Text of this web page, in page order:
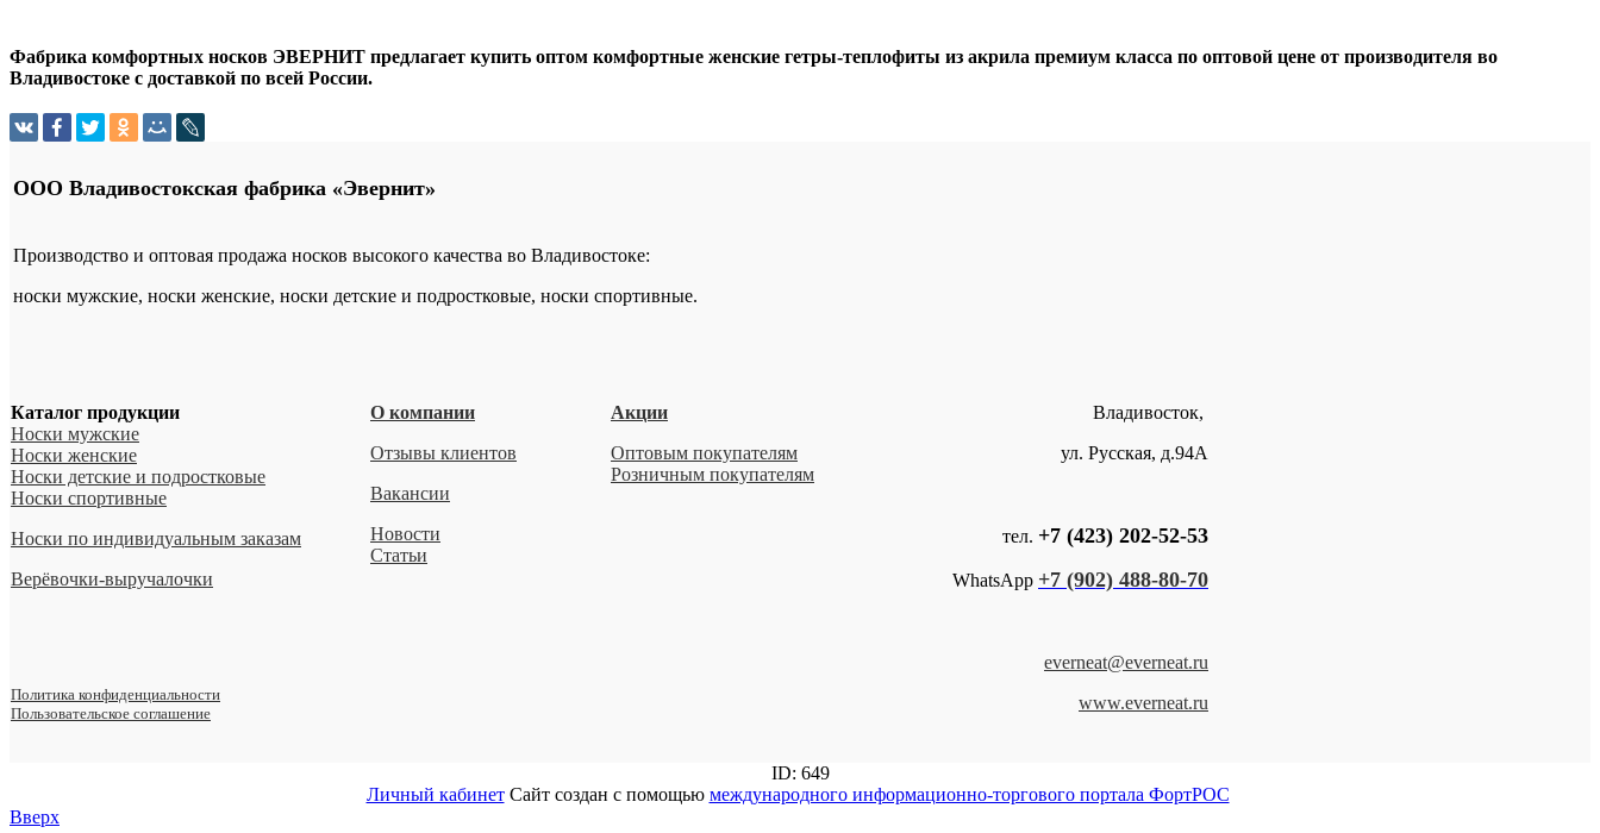
Фабрика комфортных носков ЭВЕРНИТ предлагает купить оптом комфортные женские гетры-теплофиты из акрила премиум класса по оптовой цене от производителя во
Владивостоке с доставкой по всей России.
ООО Владивостокская фабрика «Эвернит»
Производство и оптовая продажа носков высокого качества во Владивостоке:
носки мужские, носки женские, носки детские и подростковые, носки спортивные.
Каталог продукции
Носки мужские
Носки женские
Носки детские и подростковые
Носки спортивные
Носки по индивидуальным заказам
Верёвочки-выручалочки
Политика конфиденциальности
Пользовательское соглашение
О компании
Отзывы клиентов
Вакансии
Новости
Статьи
Акции
Оптовым покупателям
Розничным покупателям
Владивосток,
ул. Русская, д.94А
тел. +7 (423) 202-52-53
WhatsApp +7 (902) 488-80-70
everneat@everneat.ru
www.everneat.ru
ID: 649
Личный кабинетСайт создан с помощью международного информационно-торгового портала ФортРОС
Вверх